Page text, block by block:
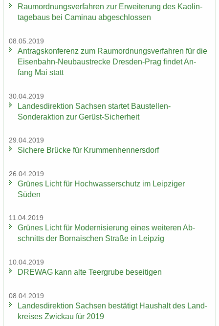
Raum­ord­nungs­ver­fah­ren zur Er­wei­te­rung des Kao­lin­
ta­ge­baus bei Ca­min­au ab­ge­schlos­sen
08.05.2019
An­trags­kon­fe­renz zum Raum­ord­nungs­ver­fah­ren für die
Eisenbahn-​Neubaustrecke Dresden-​Prag fin­det An­
fang Mai statt
30.04.2019
Lan­des­di­rek­ti­on Sach­sen star­tet Baustellen-​
Sonderaktion zur Gerüst-​Sicherheit
29.04.2019
Si­che­re Brü­cke für Krum­men­hen­ners­dorf
26.04.2019
Grü­nes Licht für Hoch­was­ser­schutz im Leip­zi­ger
Süden
11.04.2019
Grü­nes Licht für Mo­der­ni­sie­rung eines wei­te­ren Ab­
schnitts der Bor­na­i­schen Stra­ße in Leip­zig
10.04.2019
DRE­WAG kann alte Teergru­be be­sei­ti­gen
08.04.2019
Lan­des­di­rek­ti­on Sach­sen be­stä­tigt Haus­halt des Land­
krei­ses Zwi­ckau für 2019